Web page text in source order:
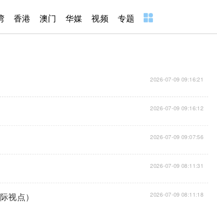
香港 澳门 华媒 视频 专题
2026-07-09 09:16:21
2026-07-09 09:16:12
2026-07-09 09:07:56
2026-07-09 08:11:31
视点） 2026-07-09 08:11:18